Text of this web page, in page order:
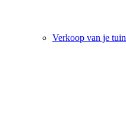
Verkoop van je tuin